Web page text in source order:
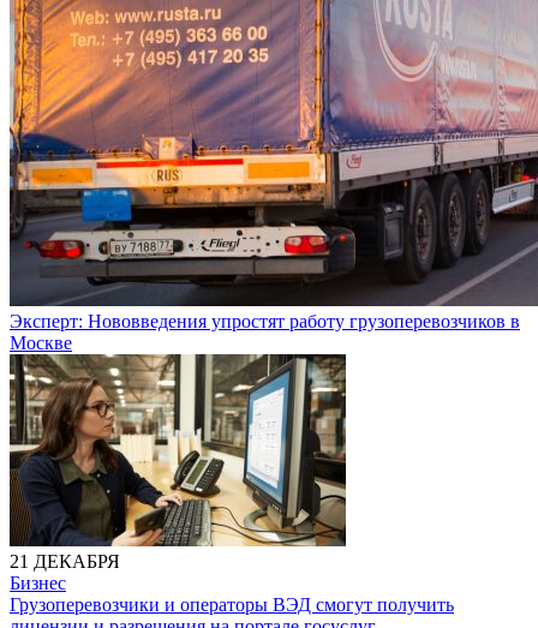
Эксперт: Нововведения упростят работу грузоперевозчиков в
Москве
21 ДЕКАБРЯ
Бизнес
Грузоперевозчики и операторы ВЭД смогут получить